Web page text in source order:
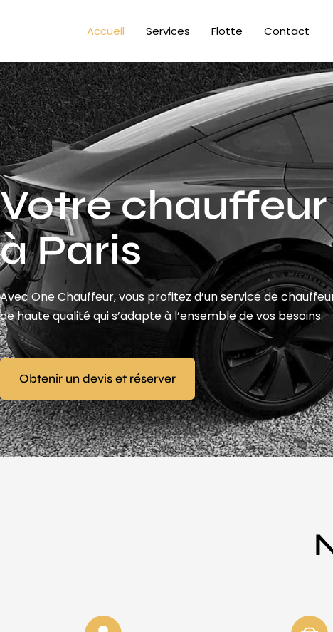
Accueil Services Flotte Contact
Votre
à Paris
Avec One Chauffeur, vous profitez d’un service de
de haute qualité qui s’adapte à l’ensemble de vos besoins.
Obtenir un devis et réserver